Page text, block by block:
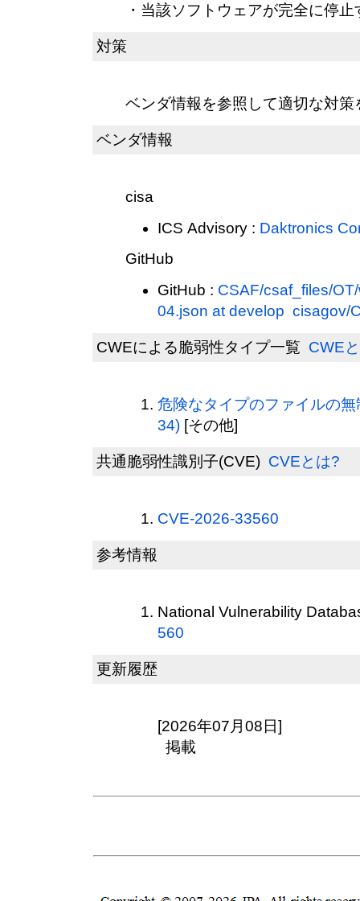
・当該ソフトウェアが完全に停
対策
ベンダ情報を参照して適切な対
ベンダ情報
cisa
ICS Advisory : Daktronics
GitHub
GitHub : CSAF/csaf_files/
04.json at develop cisagov/
CWEによる脆弱性タイプ一覧 CWE
危険なタイプのファイルの
34) [その他]
共通脆弱性識別子(CVE) CVEとは?
CVE-2026-33560
参考情報
National Vulnerability
560
更新履歴
[2026年07月08日]
掲載